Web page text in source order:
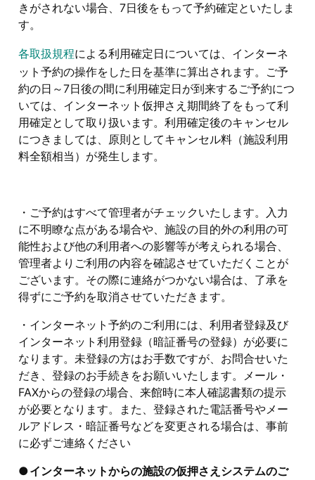
きがされない場合、7日後をもって予約確定といたしま
す。
各取扱規程による利用確定日については、インターネ
ット予約の操作をした日を基準に算出されます。ご予
約の日～7日後の間に利用確定日が到来するご予約につ
いては、インターネット仮押さえ期間終了をもって利
用確定として取り扱います。利用確定後のキャンセル
につきましては、原則としてキャンセル料（施設利用
料全額相当）が発生します。
・ご予約はすべて管理者がチェックいたします。入力
に不明瞭な点がある場合や、施設の目的外の利用の可
能性および他の利用者への影響等が考えられる場合、
管理者よりご利用の内容を確認させていただくことが
ございます。その際に連絡がつかない場合は、了承を
得ずにご予約を取消させていただきます。
・インターネット予約のご利用には、利用者登録及び
インターネット利用登録（暗証番号の登録）が必要に
なります。未登録の方はお手数ですが、お問合せいた
だき、登録のお手続きをお願いいたします。メール・
FAXからの登録の場合、来館時に本人確認書類の提示
が必要となります。また、登録された電話番号やメー
ルアドレス・暗証番号などを変更される場合は、事前
に必ずご連絡ください
インターネットからの施設の仮押さえシステムのご